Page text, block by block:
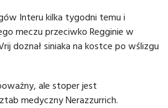
Interu kilka tygodni temu i
meczu przeciwko Regginie w
doznał siniaka na kostce po wślizgu
ale stoper jest
medyczny Nerazzurrich.